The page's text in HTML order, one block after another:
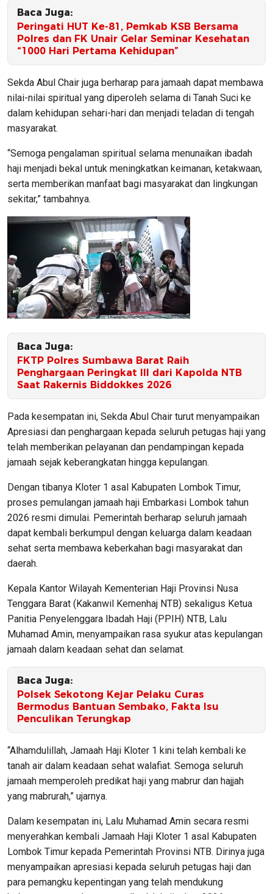
Baca Juga:
Peringati HUT Ke-81, Pemkab KSB Bersama
Polres dan FK Unair Gelar Seminar Kesehatan
“1000 Hari Pertama Kehidupan”
Sekda Abul Chair juga berharap para jamaah dapat membawa
nilai-nilai spiritual yang diperoleh selama di Tanah Suci ke
dalam kehidupan sehari-hari dan menjadi teladan di tengah
masyarakat.
“Semoga pengalaman spiritual selama menunaikan ibadah
haji menjadi bekal untuk meningkatkan keimanan, ketakwaan,
serta memberikan manfaat bagi masyarakat dan lingkungan
sekitar,” tambahnya.
Baca Juga:
FKTP Polres Sumbawa Barat Raih
Penghargaan Peringkat III dari Kapolda NTB
Saat Rakernis Biddokkes 2026
Pada kesempatan ini, Sekda Abul Chair turut menyampaikan
Apresiasi dan penghargaan kepada seluruh petugas haji yang
telah memberikan pelayanan dan pendampingan kepada
jamaah sejak keberangkatan hingga kepulangan.
Dengan tibanya Kloter 1 asal Kabupaten Lombok Timur,
proses pemulangan jamaah haji Embarkasi Lombok tahun
2026 resmi dimulai. Pemerintah berharap seluruh jamaah
dapat kembali berkumpul dengan keluarga dalam keadaan
sehat serta membawa keberkahan bagi masyarakat dan
daerah.
Kepala Kantor Wilayah Kementerian Haji Provinsi Nusa
Tenggara Barat (Kakanwil Kemenhaj NTB) sekaligus Ketua
Panitia Penyelenggara Ibadah Haji (PPIH) NTB, Lalu
Muhamad Amin, menyampaikan rasa syukur atas kepulangan
jamaah dalam keadaan sehat dan selamat.
Baca Juga:
Polsek Sekotong Kejar Pelaku Curas
Bermodus Bantuan Sembako, Fakta Isu
Penculikan Terungkap
“Alhamdulillah, Jamaah Haji Kloter 1 kini telah kembali ke
tanah air dalam keadaan sehat walafiat. Semoga seluruh
jamaah memperoleh predikat haji yang mabrur dan hajjah
yang mabrurah,” ujarnya.
Dalam kesempatan ini, Lalu Muhamad Amin secara resmi
menyerahkan kembali Jamaah Haji Kloter 1 asal Kabupaten
Lombok Timur kepada Pemerintah Provinsi NTB. Dirinya juga
menyampaikan apresiasi kepada seluruh petugas haji dan
para pemangku kepentingan yang telah mendukung